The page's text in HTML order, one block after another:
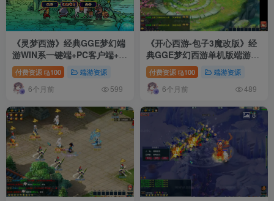
《灵梦西游》经典GGE梦幻端
游WIN系一键端+PC客户端+配
套网关+全套源码+详细搭建教
程付费资源 100 端游资源
6个月前 599
《开心西游-包子3魔改版》经
典GGE梦幻西游单机版端游
WIN系服务端+PC客户端+网关
+全套源码+详细攻略教程
付费资源 100 端游资源
6个月前 489
8